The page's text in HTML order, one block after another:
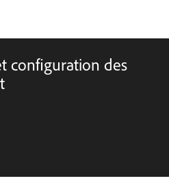
configuration des